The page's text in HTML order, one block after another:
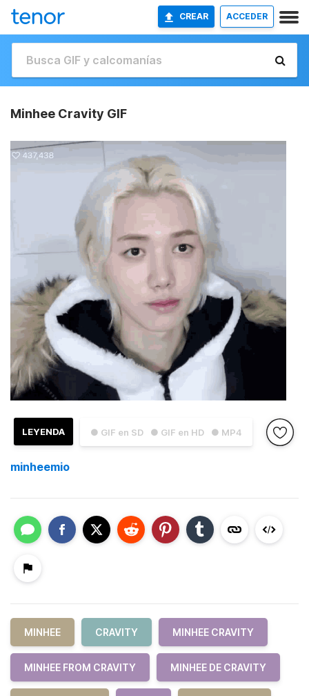
CREAR ACCEDER
Minhee Cravity GIF
● GIF en SD ● GIF en HD ● MP4
LEYENDA
minheemio
MINHEE CRAVITY MINHEE CRAVITY
MINHEE FROM CRAVITY MINHEE DE CRAVITY